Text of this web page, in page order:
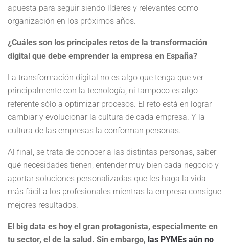
apuesta para seguir siendo líderes y relevantes como
organización en los próximos años.
¿Cuáles son los principales retos de la transformación
digital que debe emprender la empresa en España?
La transformación digital no es algo que tenga que ver
principalmente con la tecnología, ni tampoco es algo
referente sólo a optimizar procesos. El reto está en lograr
cambiar y evolucionar la cultura de cada empresa. Y la
cultura de las empresas la conforman personas.
Al final, se trata de conocer a las distintas personas, saber
qué necesidades tienen, entender muy bien cada negocio y
aportar soluciones personalizadas que les haga la vida
más fácil a los profesionales mientras la empresa consigue
mejores resultados.
El big data es hoy el gran protagonista, especialmente en
tu sector, el de la salud. Sin embargo, las PYMEs aún no